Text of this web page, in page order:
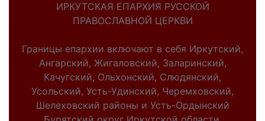
ИРКУТСКАЯ ЕПАРХИЯ РУССКОЙ
ПРАВОСЛАВНОЙ ЦЕРКВИ
Границы епархии включают в себя Иркутский,
Ангарский, Жигаловский, Заларинский,
Качугский, Ольхонский, Слюдянский,
Усольский, Усть-Удинский, Черемховский,
Шелеховский районы и Усть-Ордынский